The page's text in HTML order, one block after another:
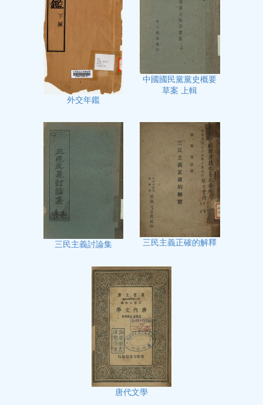
外交年鑑
中國國民黨黨史概要
草案 上輯
三民主義討論集 三民主義正確的解釋
唐代文學